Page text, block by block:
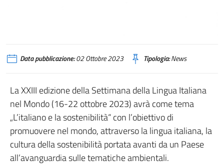
Data pubblicazione:02 Ottobre 2023 Tipologia:News
La XXIII edizione della Settimana della Lingua Italiana
nel Mondo (16-22 ottobre 2023) avrà come tema
„L’italiano e la sostenibilità“ con l’obiettivo di
promuovere nel mondo, attraverso la lingua italiana, la
cultura della sostenibilità portata avanti da un Paese
all’avanguardia sulle tematiche ambientali.